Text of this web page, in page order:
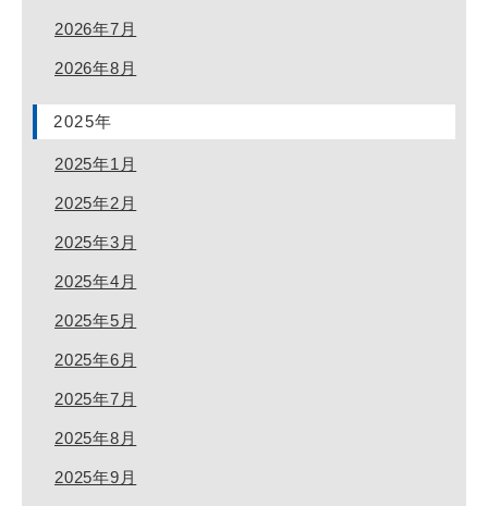
2026年7月
2026年8月
2025年
2025年1月
2025年2月
2025年3月
2025年4月
2025年5月
2025年6月
2025年7月
2025年8月
2025年9月